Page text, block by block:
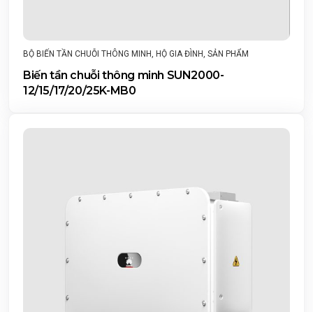
BỘ BIẾN TẦN CHUỖI THÔNG MINH HỘ GIA ĐÌNH SẢN PHẨM
Biến tần chuỗi thông minh SUN2000-
12/15/17/20/25K-MB0